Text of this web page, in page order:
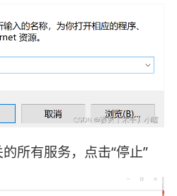
所有服务，点击“停止”